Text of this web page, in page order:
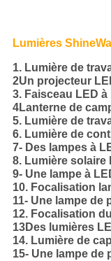
Lumières
1. Lumière de
2Un projecteur
3. Faisceau LED
4Lanterne de
5. Lumière de
6. Lumière de
7- Des lampes à
8. Lumière solaire
9- Une lampe à
10. Focalisation
11- Une lampe de
12. Focalisation
13Des lumières
14. Lumière de
15- Une lampe de